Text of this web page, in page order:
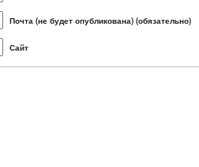
Почта (не будет опубликована) (обязательно)
Сайт